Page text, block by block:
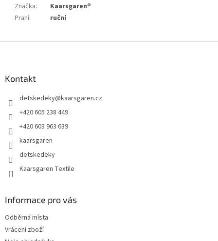
Značka:
Kaarsgaren®
Praní: ruční
Kontakt
detskedeky@kaarsgaren.cz
+420 605 238 449
+420 603 963 639
kaarsgaren
detskedeky
Kaarsgaren Textile
Informace pro vás
Odběrná místa
Vrácení zboží